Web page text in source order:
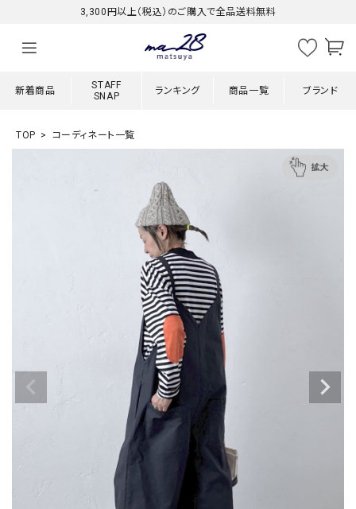
3,300円以上（税込）のご購入で全品送料無料
新着商品
STAFF
SNAP
ランキング 商品一覧 ブランド
TOP コーディネート一覧